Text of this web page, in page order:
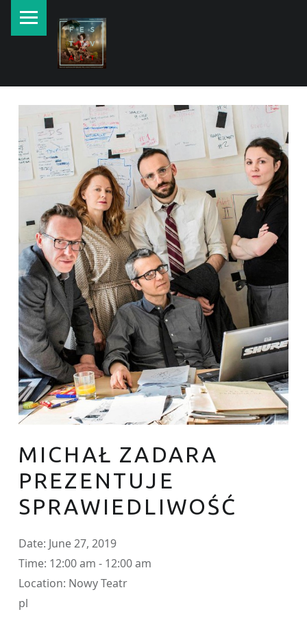
MICHAŁ ZADARA
PREZENTUJE
SPRAWIEDLIWOŚĆ
Date: June 27, 2019
Time: 12:00 am - 12:00 am
Location: Nowy Teatr
pl